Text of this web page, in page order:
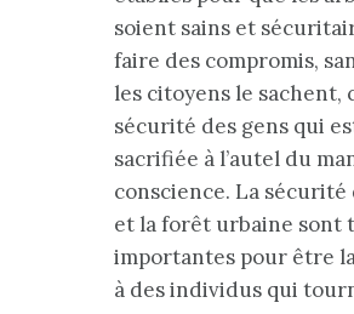
soient sains et
faire des compromis,
les citoyens le sachent,
sécurité des gens qui
sacrifiée à l’autel du
conscience. La sécurité
et la forêt urbaine sont
importantes pour être
à des individus qui